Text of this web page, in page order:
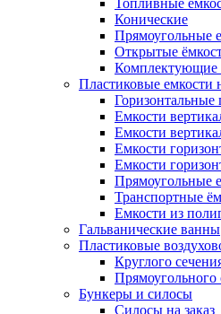
Конические
Прямоугольные
Открытые
Комплектующие
Пластиковые емкости
Емкости
Емкости
Емкости
Емкости
Прямоугольные
Транспортные
Емкости из
Гальванические ванны
Пластиковые
Круглого
Прямоугольного
Бункеры и силосы
Силосы на заказ